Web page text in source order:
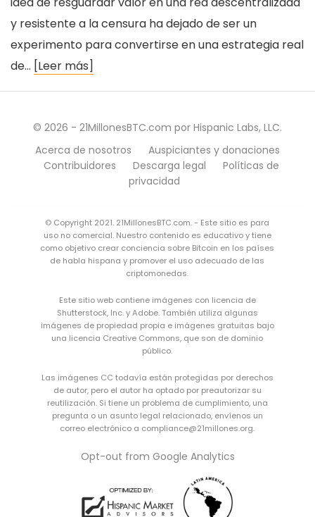
y resistente a la censura ha dejado de ser un
experimento para convertirse en una estrategia real
de… [Leer más]
© 2026 - 21MillonesBTC.com por Hispanic Labs, LLC.
Acerca de nosotros
Auspiciantes y donaciones
Contribuidores
Descarga legal
Políticas de
privacidad
© Copyright 2021. 21MillonesBTC.com. - Este sitio es para
uso no comercial. Nuestro contenido es educativo y tiene
como objetivo crear conciencia sobre Bitcoin en los países
de habla hispana y promover el uso adecuado de las
criptomonedas.
Este sitio web contiene imágenes con licencia de
Shutterstock, Inc. y Adobe. También utiliza algunas
imágenes de propiedad propia e imágenes gratuitas bajo
una licencia Creative Commons, que son de dominio
público.
Las imágenes CC todavía están protegidas por derechos
de autor, pero el autor ha optado por preautorizar su
reutilización. Si tiene un problema de cumplimiento, una
pregunta o un asunto legal relacionado, envíenos un
correo electrónico a compliance@21millones.org.
Opt-out from Google Analytics